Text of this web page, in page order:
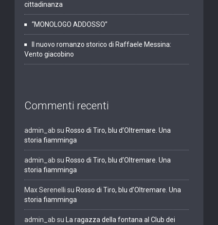
cittadinanza
“MONOLOGO ADDOSSO”
Il nuovo romanzo storico di Raffaele Messina:
Vento giacobino
Commenti recenti
admin_ab su Rosso di Tiro, blu d’Oltremare. Una
storia fiamminga
admin_ab su Rosso di Tiro, blu d’Oltremare. Una
storia fiamminga
Max Serenelli su Rosso di Tiro, blu d’Oltremare. Una
storia fiamminga
admin_ab su
La ragazza della fontana al Club dei